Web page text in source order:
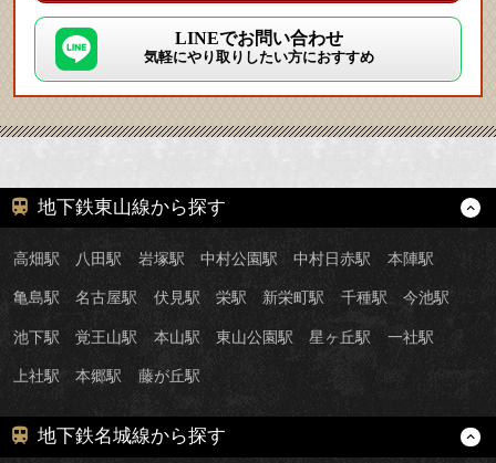
LINEでお問い合わせ
気軽にやり取りしたい方におすすめ
地下鉄東山線から探す
高畑駅 八田駅 岩塚駅 中村公園駅 中村日赤駅 本陣駅
亀島駅 名古屋駅 伏見駅 栄駅 新栄町駅 千種駅 今池駅
池下駅 覚王山駅 本山駅 東山公園駅 星ヶ丘駅 一社駅
上社駅 本郷駅 藤が丘駅
地下鉄名城線から探す